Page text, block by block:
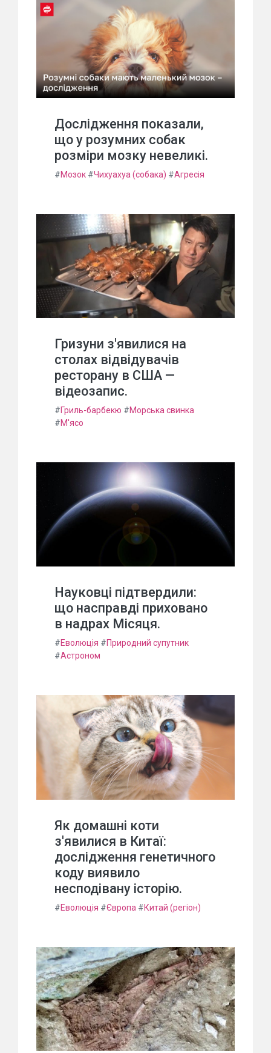
Дослідження показали,
що у розумних собак
розміри мозку невеликі.
#Мозок #Чихуахуа (собака) #Агресія
Гризуни з'явилися на
столах відвідувачів
ресторану в США —
відеозапис.
#Гриль-барбекю #Морська свинка
#М'ясо
Науковці підтвердили:
що насправді приховано
в надрах Місяця.
#Еволюція #Природний супутник
#Астроном
Як домашні коти
з'явилися в Китаї:
дослідження генетичного
коду виявило
несподівану історію.
#Еволюція #Європа #Китай (регіон)